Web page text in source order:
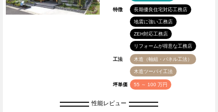
特徴 長期優良住宅対応工務店
地震に強い工務店
ZEH対応工務店
リフォームが得意な工務店
工法 木造（軸組・パネル工法）
木造ツーバイ工法
坪単価 55 ～ 100 万円
性能レビュー